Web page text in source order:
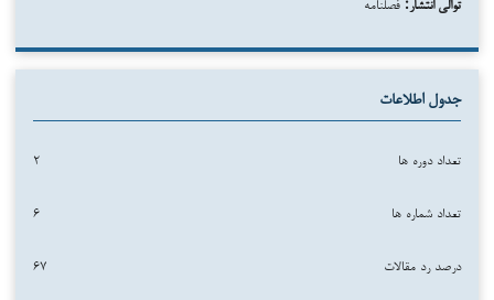
جدول اطلاعات
تعداد دوره ها ۲
تعداد شماره ها ۶
درصد رد مقالات ۶۷